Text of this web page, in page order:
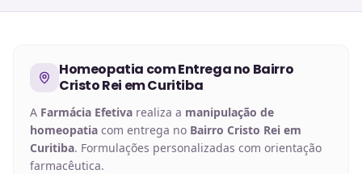
Homeopatia com Entrega no Bairro
Cristo Rei em Curitiba
A Farmácia Efetiva realiza a manipulação de
homeopatia com entrega no Bairro Cristo Rei em
Curitiba. Formulações personalizadas com orientação
farmacêutica.